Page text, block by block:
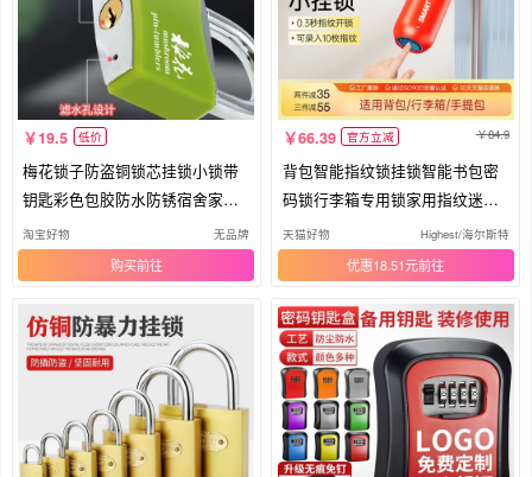
19.5 低价
梅花锁子防盗铜锁芯挂锁小锁带
钥匙彩色包胶防水防锈宿舍家用
柜子
淘宝好物 无品牌
购买
66.39 官方立减 84.9
背包智能指纹锁挂锁智能书包密
码锁行李箱专用锁家用指纹迷你
小锁
天猫好物 Highest/海尔斯特
优惠18.51元